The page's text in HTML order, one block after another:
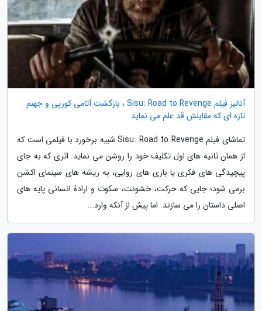
آنالیز فیلم Sisu: Road to Revenge ، بازگشت آتامی کورپی و جهنم
تازه ای که مقابلش قد علم می نماید
تماشای فیلم Sisu: Road to Revenge شبیه برخورد با فیلمی است که
از همان ثانیه های اول تکلیف خود را روشن می نماید. اثری که به جای
پیچیدگی های فکری یا بازی های روایی، به ریشه های سینمای اکشن
برمی شود؛ جایی که حرکت، خشونت، سکوت و ارادهٔ انسانی پایه های
اصلی داستان را می سازند. اما پیش از آنکه وارد...